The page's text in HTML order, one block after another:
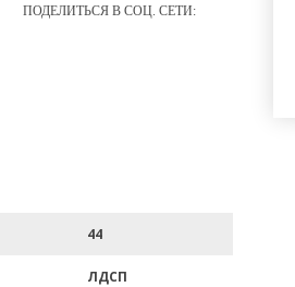
ПОДЕЛИТЬСЯ В СОЦ. СЕТИ:
44
ЛДСП